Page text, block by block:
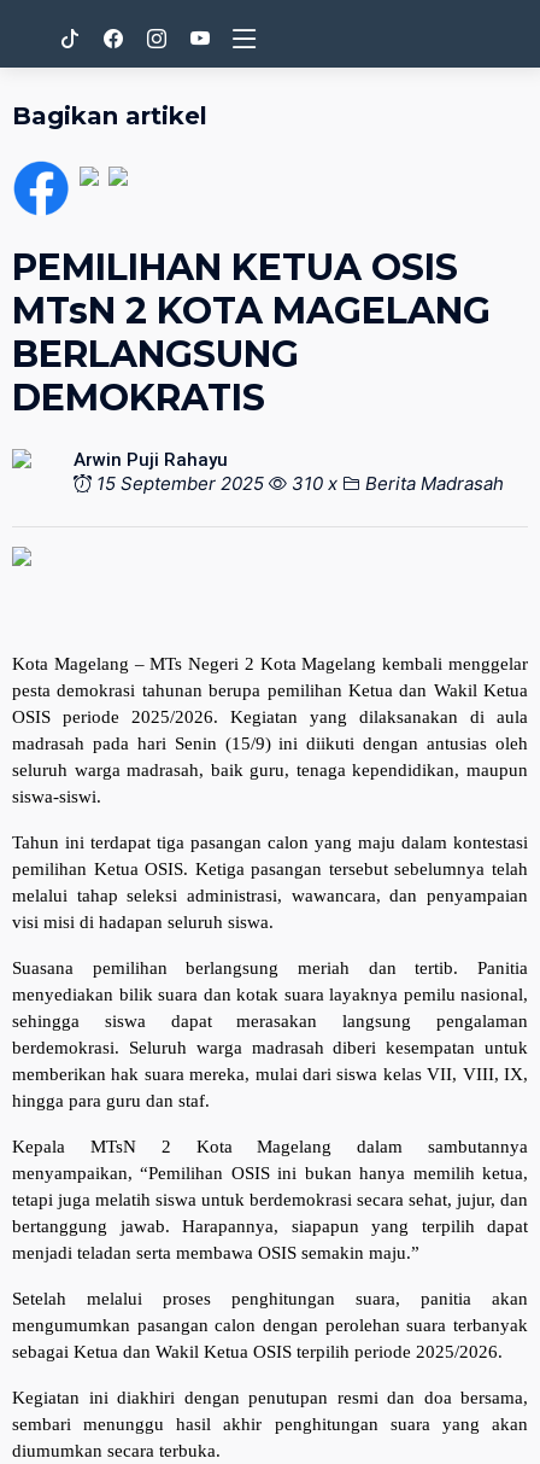
Bagikan artikel
PEMILIHAN KETUA OSIS
MTsN 2 KOTA MAGELANG
BERLANGSUNG
DEMOKRATIS
Arwin Puji Rahayu
15 September 2025 310 x Berita Madrasah
Kota Magelang – MTs Negeri 2 Kota Magelang kembali menggelar
pesta demokrasi tahunan berupa pemilihan Ketua dan Wakil Ketua
OSIS periode 2025/2026. Kegiatan yang dilaksanakan di aula
madrasah pada hari Senin (15/9) ini diikuti dengan antusias oleh
seluruh warga madrasah, baik guru, tenaga kependidikan, maupun
siswa-siswi.
Tahun ini terdapat tiga pasangan calon yang maju dalam kontestasi
pemilihan Ketua OSIS. Ketiga pasangan tersebut sebelumnya telah
melalui tahap seleksi administrasi, wawancara, dan penyampaian
visi misi di hadapan seluruh siswa.
Suasana pemilihan berlangsung meriah dan tertib. Panitia
menyediakan bilik suara dan kotak suara layaknya pemilu nasional,
sehingga siswa dapat merasakan langsung pengalaman
berdemokrasi. Seluruh warga madrasah diberi kesempatan untuk
memberikan hak suara mereka, mulai dari siswa kelas VII, VIII, IX,
hingga para guru dan staf.
Kepala MTsN 2 Kota Magelang dalam sambutannya
menyampaikan, “Pemilihan OSIS ini bukan hanya memilih ketua,
tetapi juga melatih siswa untuk berdemokrasi secara sehat, jujur, dan
bertanggung jawab. Harapannya, siapapun yang terpilih dapat
menjadi teladan serta membawa OSIS semakin maju.”
Setelah melalui proses penghitungan suara, panitia akan
mengumumkan pasangan calon dengan perolehan suara terbanyak
sebagai Ketua dan Wakil Ketua OSIS terpilih periode 2025/2026.
Kegiatan ini diakhiri dengan penutupan resmi dan doa bersama,
sembari menunggu hasil akhir penghitungan suara yang akan
diumumkan secara terbuka.